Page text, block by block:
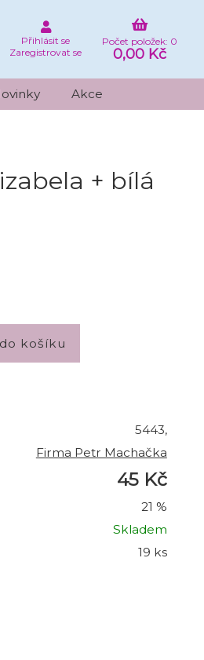
Počet položek: 0
0,00 Kč
Přihlásit se
Zaregistrovat se
Akce
+ bílá
5443,
Firma Petr Machačka
45 Kč
21 %
Skladem
19 ks